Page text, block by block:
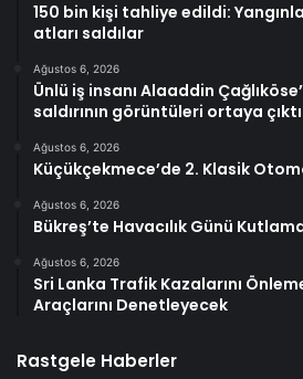
150 bin kişi tahliye edildi:
atları saldılar
Ağustos 6, 2026
Ünlü iş insanı Alaaddin
saldırının görüntüleri ortaya çıktı
Ağustos 6, 2026
Küçükçekmece’de 2. Klasik
Ağustos 6, 2026
Bükreş’te Havacılık Günü
Ağustos 6, 2026
Sri Lanka Trafik Kazalarını
Araçlarını Denetleyecek
Rastgele Haberler